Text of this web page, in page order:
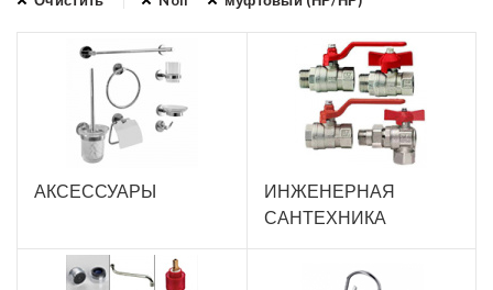
АКСЕССУАРЫ
ИНЖЕНЕРНАЯ
САНТЕХНИКА